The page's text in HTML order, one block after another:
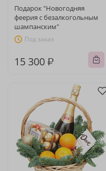
Подарок "Новогодняя
феерия с безалкогольным
шампанским"
Под заказ
15 300 ₽